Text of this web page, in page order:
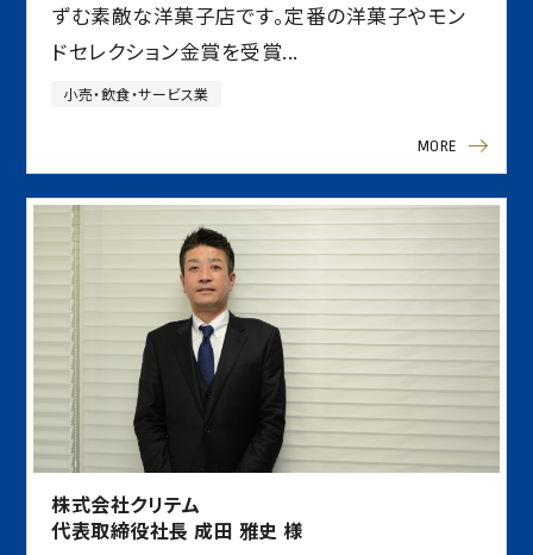
ずむ素敵な洋菓子店です。定番の洋菓子やモン
ドセレクション金賞を受賞...
小売・飲食・サービス業
MORE
株式会社クリテム
代表取締役社長 成田 雅史 様